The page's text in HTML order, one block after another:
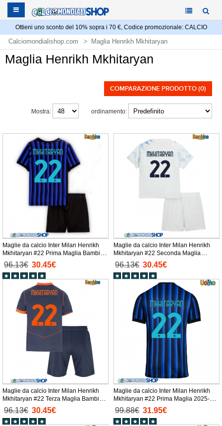
Ottieni uno sconto del 10% sopra i 70 €, Codice promozionale: CALCIO
Calciomondialishop.com Maglia Henrikh Mkhitaryan
Maglia Henrikh Mkhitaryan
COMPARAZIONE PRODOTTO (0)
ordinamento:
Mostra:
Maglie da calcio Inter Milan Henrikh
Mkhitaryan #22 Prima Maglia Bambino
2025-26 Manica Corta + Pantaloni
corti)
96.13€ 30.45€
Maglie da calcio Inter Milan Henrikh
Mkhitaryan #22 Seconda Maglia
Bambino 2025-26 Manica Corta +
Pantaloni corti)
96.13€ 30.45€
Maglie da calcio Inter Milan Henrikh
Mkhitaryan #22 Terza Maglia Bambino
2025-26 Manica Corta + Pantaloni
corti)
96.13€ 30.45€
Maglie da calcio Inter Milan Henrikh
Mkhitaryan #22 Prima Maglia 2025-26
Manica Corta
99.88€ 31.95€